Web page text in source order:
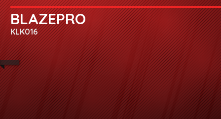
BLAZEPRO
KLK016